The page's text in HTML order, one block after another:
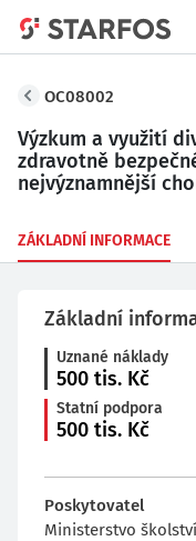
OC08002
Výzkum a využití
zdravotně
nejvýznamnější
ZÁKLADNÍ INFORMACE
Základní
Uznané náklady
500 tis. Kč
Statní podpora
500 tis. Kč
Poskytovatel
Ministerstvo